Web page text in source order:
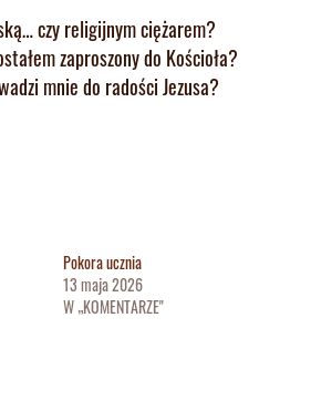
czy religijnym ciężarem?
zaproszony do Kościoła?
mnie do radości Jezusa?
Pokora ucznia
13 maja 2026
W „KOMENTARZE"